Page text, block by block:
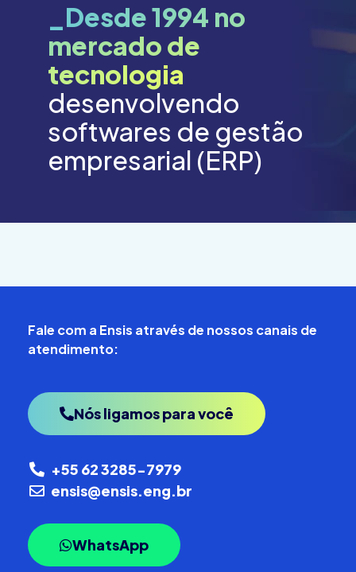
_Desde 1994 no
mercado de
tecnologia
desenvolvendo
softwares de gestão
empresarial (ERP)
Fale com a Ensis através de nossos canais de
atendimento:
Nós ligamos para você
+55 62 3285-7979
ensis@ensis.eng.br
WhatsApp